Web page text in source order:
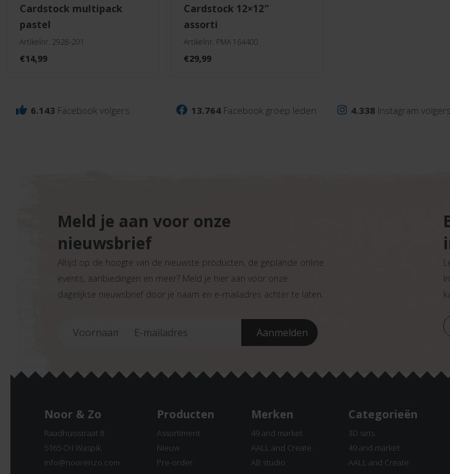
cardstock multipack
pastel
Artikelnr. 2928-201
€14,99
cardstock 12×12″
assorti
Artikelnr. PMA 164400
€29,99
6.143 Facebook volgers 13.764 Facebook groep leden 4.338 Instagram volgers
Meld je aan voor onze
nieuwsbrief
Altijd op de hoogte van de nieuwste producten, de geplande online
events, aanbiedingen en meer? Meld je hier aan voor onze
dagelijkse nieuwsbrief door je naam en e-mailadres achter te laten.
Noor & Zo
Raadhuisstraat 8
5165 CH Waspik
info@noorenzo.com
Producten
Assortiment
Nieuw
Pre-order
Merken
49 and market
AALL and Create
AB studio
Categorieën
3D sets
49 and market
AALL and Create